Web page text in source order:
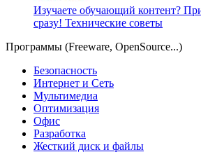
Изучаете обучающий контент?
сразу! Технические советы
Программы (Freeware, OpenSource...)
Безопасность
Интернет и Сеть
Мультимедиа
Оптимизация
Офис
Разработка
Жесткий диск и файлы